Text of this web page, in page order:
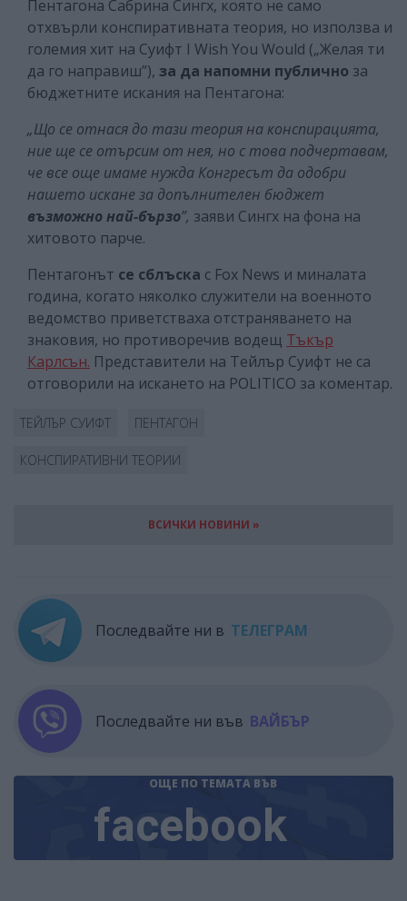
Пентагона Сабрина Сингх, която не само
отхвърли конспиративната теория, но използва и
големия хит на Суифт I Wish You Would („Желая ти
да го направиш”), за да напомни публично за
бюджетните искания на Пентагона:
„Що се отнася до тази теория на конспирацията,
ние ще се отърсим от нея, но с това подчертавам,
че все още имаме нужда Конгресът да одобри
нашето искане за допълнителен бюджет
възможно най-бързо”, заяви Сингх на фона на
хитовото парче.
Пентагонът се сблъска с Fox News и миналата
година, когато няколко служители на военното
ведомство приветстваха отстраняването на
знаковия, но противоречив водещ Тъкър
Карлсън. Представители на Тейлър Суифт не са
отговорили на искането на POLITICO за коментар.
ТЕЙЛЪР СУИФТ ПЕНТАГОН
КОНСПИРАТИВНИ ТЕОРИИ
ВСИЧКИ НОВИНИ »
Последвайте ни в ТЕЛЕГРАМ
Последвайте ни във ВАЙБЪР
ОЩЕ ПО ТЕМАТА ВЪВ
facebook